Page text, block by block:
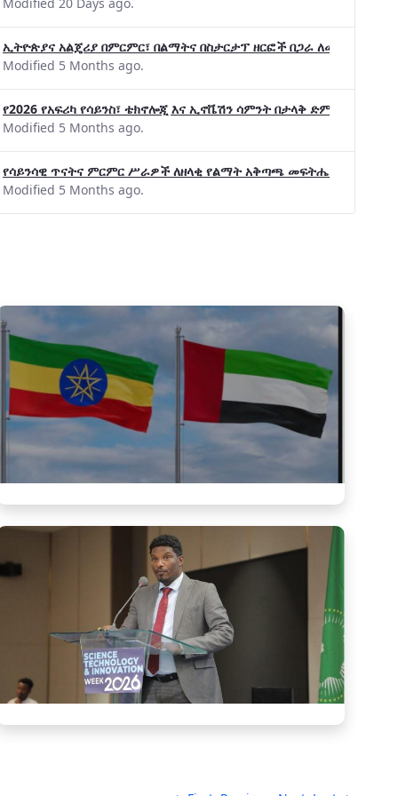
ኢትዮጵያና አልጄሪያ በምርምር፣ በልማትና በስታርታፕ ዘርፎች በጋራ ለመስራት መከሩ፡፡
Modified 5 Months ago.
የ2026 የአፍሪካ የሳይንስ፣ ቴክኖሎጂ እና ኢኖቬሽን ሳምንት በታላቅ ድምቀት
Modified 5 Months ago.
የሳይንሳዊ ጥናትና ምርምር ሥራዎች ለዘላቂ የልማት አቅጣጫ መፍትሔ ጠቋሚ
Modified 5 Months ago.